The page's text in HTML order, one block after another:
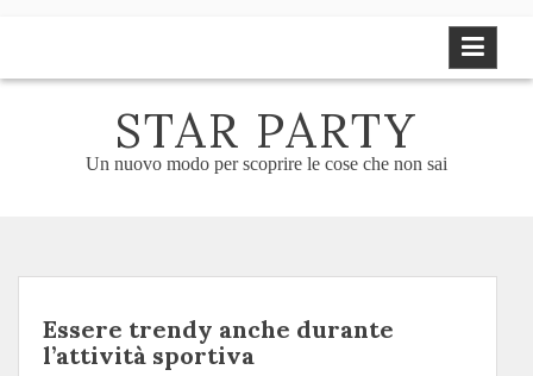
STAR PARTY
Un nuovo modo per scoprire le cose che non sai
Essere trendy anche durante
l’attività sportiva